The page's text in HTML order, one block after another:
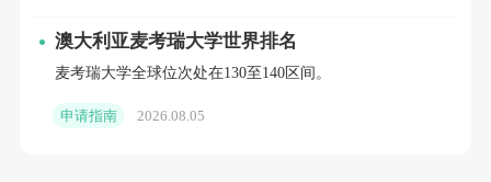
新西兰的多个教育机构学习。
澳大利亚麦考瑞大学世界排名
麦考瑞大学全球位次处在130至140区间。
申请指南 2026.08.05